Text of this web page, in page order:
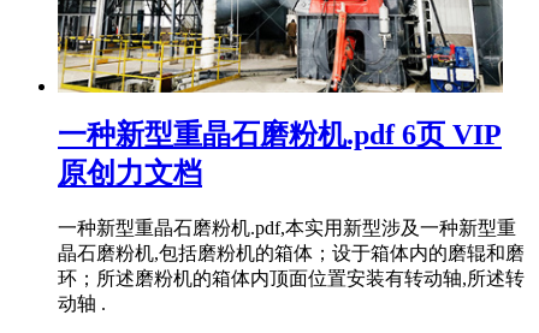
一种新型重晶石磨粉机.pdf 6页 VIP
原创力文档
一种新型重晶石磨粉机.pdf,本实用新型涉及一种新型重
晶石磨粉机,包括磨粉机的箱体；设于箱体内的磨辊和磨
环；所述磨粉机的箱体内顶面位置安装有转动轴,所述转
动轴 .